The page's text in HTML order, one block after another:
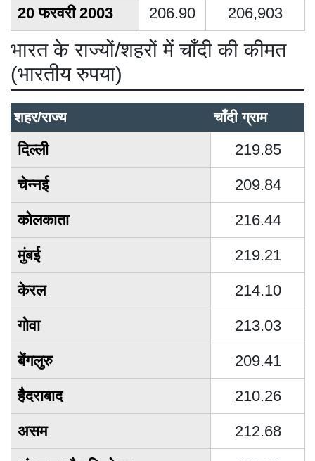
20 फरवरी 2003
206.90 206,903
भारत के राज्यों/शहरों में चाँदी की कीमत
(भारतीय रुपया)
शहर/राज्य चाँदी ग्राम
दिल्ली
219.85
चेन्नई
209.84
कोलकाता
216.44
मुंबई
219.21
केरल
214.10
गोवा
213.03
बेंगलुरु
209.41
हैदराबाद
210.26
असम
212.68